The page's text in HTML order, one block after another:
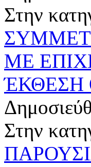
Στην
ΜΕ
ΈΚΘΕΣΗ
Στην